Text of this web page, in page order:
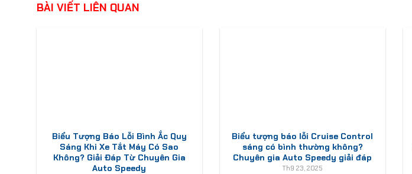
BÀI VIẾT LIÊN QUAN
Biểu Tượng Báo Lỗi Bình Ắc Quy
Sáng Khi Xe Tắt Máy Có Sao
Không? Giải Đáp Từ Chuyên Gia
Auto Speedy
Biểu tượng báo lỗi Cruise Control
sáng có bình thường không?
Chuyên gia Auto Speedy giải đáp
Th9 23, 2025